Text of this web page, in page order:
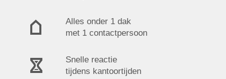
Alles onder 1 dak
met 1 contactpersoon
Snelle reactie
tijdens kantoortijden